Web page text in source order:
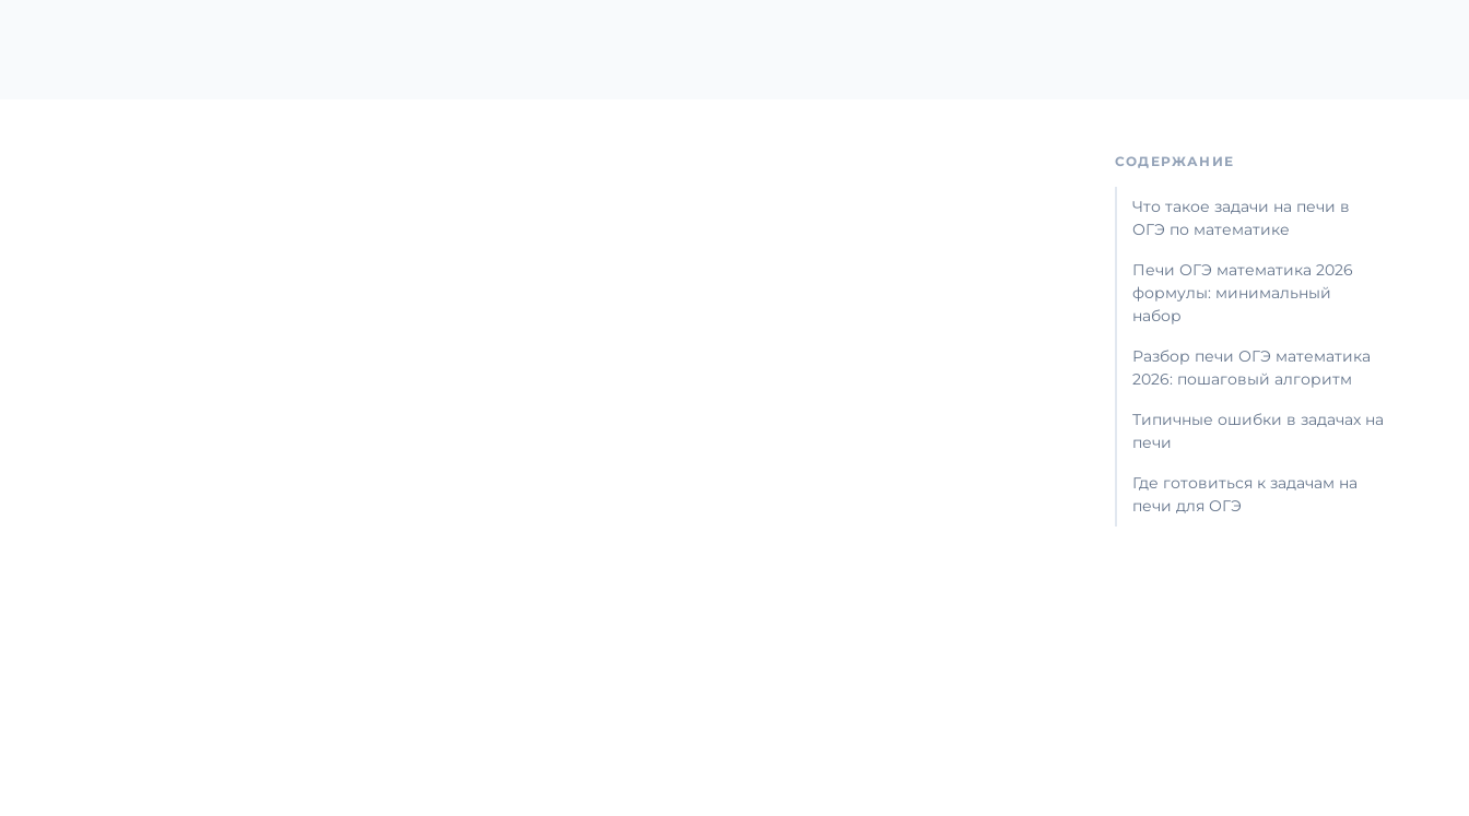
СОДЕРЖАНИЕ
Что такое задачи на печи в
ОГЭ по математике
Печи ОГЭ математика 2026
формулы: минимальный
набор
Разбор печи ОГЭ математика
2026: пошаговый алгоритм
Типичные ошибки в задачах на
печи
Где готовиться к задачам на
печи для ОГЭ